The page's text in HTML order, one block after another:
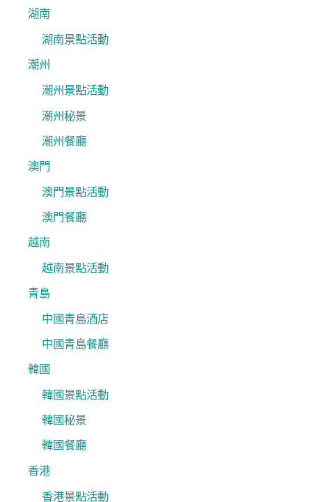
湖南
湖南景點活動
潮州
潮州景點活動
潮州秘景
潮州餐廳
澳門
澳門景點活動
澳門餐廳
越南
越南景點活動
青島
中國青島酒店
中國青島餐廳
韓國
韓國景點活動
韓國秘景
韓國餐廳
香港
香港景點活動